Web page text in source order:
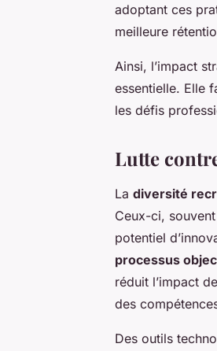
adoptant ces
meilleure
Ainsi, l’impact
essentielle. Elle
les défis
Lutte
La diversité
Ceux-ci,
potentiel
processus
réduit l’impact
des
Des outils